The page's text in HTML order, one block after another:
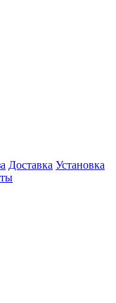
Доставка Установка